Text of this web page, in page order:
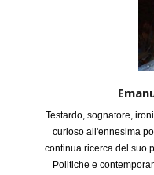
Testardo, sognatore,
curioso all'ennesima
continua ricerca del suo
Politiche e